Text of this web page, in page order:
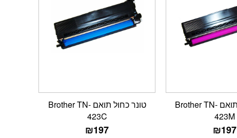
טונר אדום תואם Brother TN-
423M
₪197
טונר כחול תואם Brother TN-
423C
₪197